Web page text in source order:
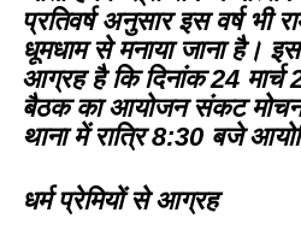
प्रतिवर्ष अनुसार इस वर्ष भी
धूमधाम से मनाया जाना है।
आग्रह है कि दिनांक 24
बैठक का आयोजन संकट मोचन
थाना में रात्रि 8:30 बजे
धर्म प्रेमियों से आग्रह